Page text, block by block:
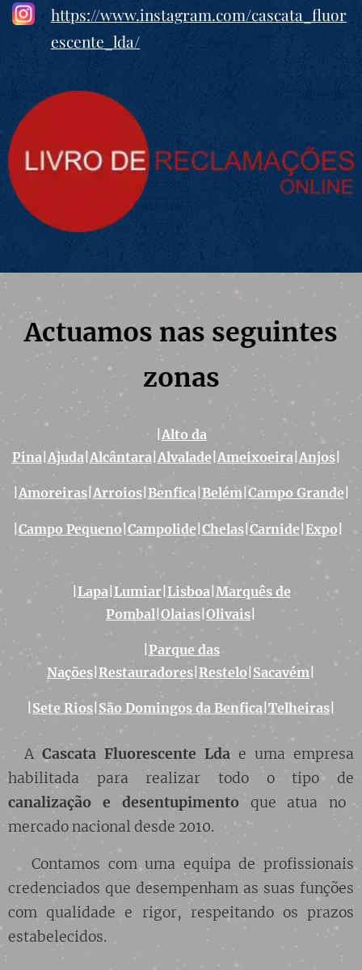
https://www.instagram.com/cascata_fluor
escente_lda/
Actuamos nas seguintes
zonas
Alto da
Pina Ajuda| Alcântara Alvalade Ameixoeira Anjos|
Amoreiras|Arroios| Benfica Belém Campo Grande
Campo Pequeno| Campolide Chelas| Carnide| Expo
Lapa Lumiar Lisboa Marquês de
Pombal Olaias Olivais
Parque das
Nações Restauradores Restelo Sacavém
Sete Rios São Domingos da Benfica| Telheiras
A Cascata Fluorescente Lda e uma empresa
habilitada para realizar todo o tipo de
canalização
e desentupimento que atua no
mercado nacional desde 2010.
Contamos com uma equipa de profissionais
credenciados que desempenham as suas funções
com qualidade e rigor, respeitando os prazos
estabelecidos.